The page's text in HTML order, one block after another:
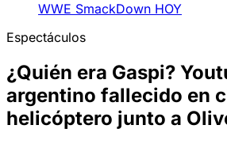
WWE SmackDown HOY
Espectáculos
¿Quién era Gaspi?
argentino fallecido en
helicóptero junto a